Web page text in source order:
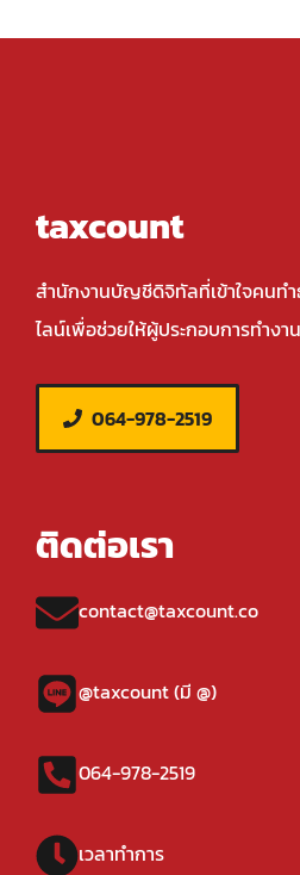
taxcount
สำนักงานบัญชีดิจิทัลที่เข้าใจคนทำ
ไลน์เพื่อช่วยให้ผู้ประกอบการทำงา
064-978-2519
ติดต่อเรา
contact@taxcount.co
@taxcount (มี @)
064-978-2519
เวลาทำการ